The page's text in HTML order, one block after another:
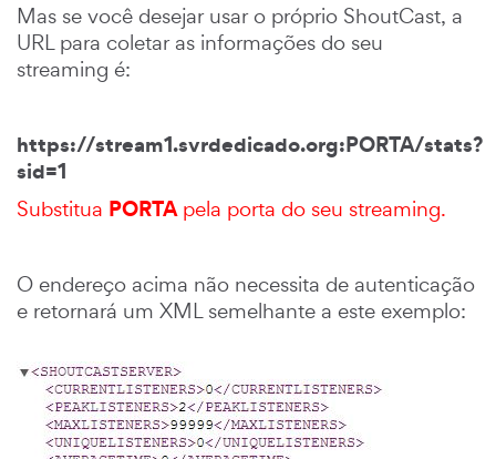
Mas se você desejar usar o próprio ShoutCast, a
URL para coletar as informações do seu
streaming é:
https://stream1.svrdedicado.org:PORTA/stats?
sid=1
Substitua PORTA pela porta do seu streaming.
O endereço acima não necessita de autenticação
e retornará um XML semelhante a este exemplo: